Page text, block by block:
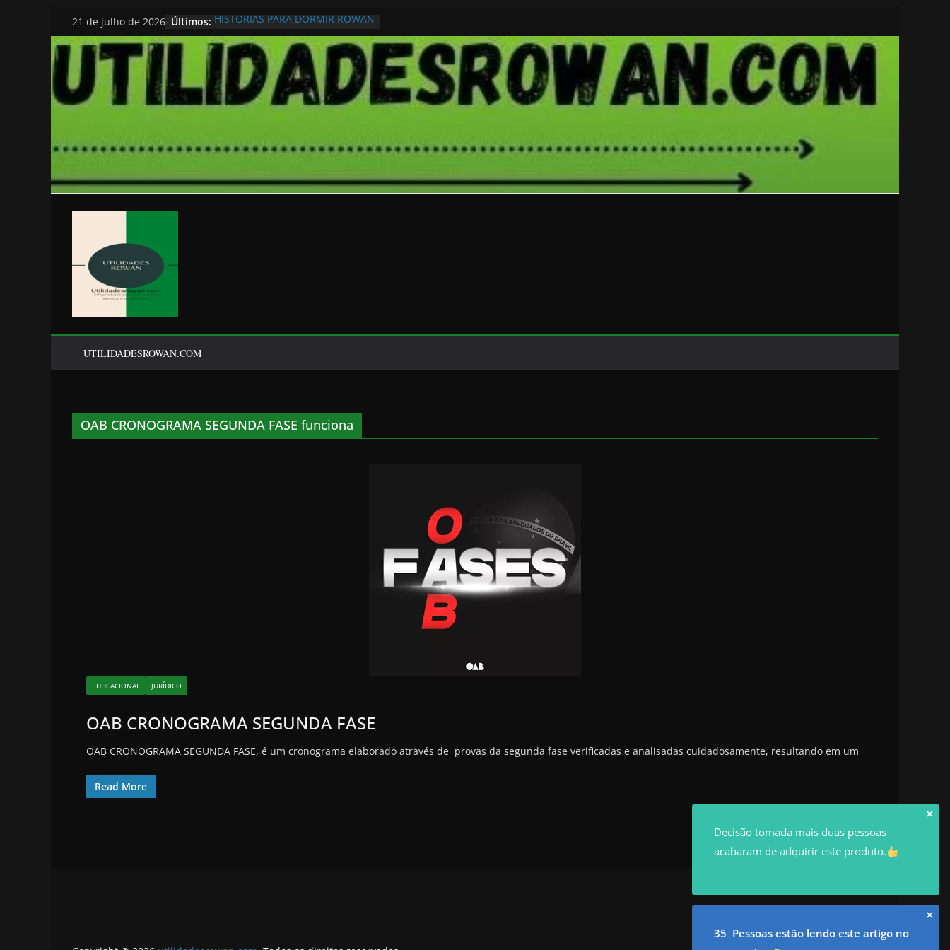
Pular
para
o
conteúdo
21 de julho de 2026 Últimos: HISTORIAS PARA DORMIR ROWAN
UTILIDADESROWAN.COM
OAB CRONOGRAMA SEGUNDA FASE funciona
EDUCACIONAL JURÍDICO
OAB CRONOGRAMA SEGUNDA FASE
OAB CRONOGRAMA SEGUNDA FASE, é um cronograma elaborado através de provas da segunda fase verificadas e analisadas cuidadosamente, resultando em um
Read More
✕
Decisão tomada mais duas pessoas
acabaram de adquirir este produto.
✕
35 Pessoas estão lendo este artigo no